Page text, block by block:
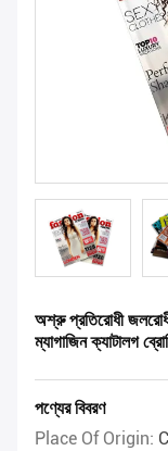
অশ্রু প্রতিরোধী জলরোধী
ম্যাগাজিন ক্যাটালগ
পণ্যের বিবরণ
Place Of Origin: